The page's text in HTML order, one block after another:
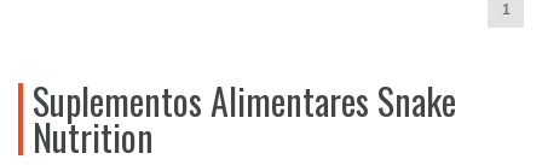
1
Suplementos Alimentares Snake
Nutrition